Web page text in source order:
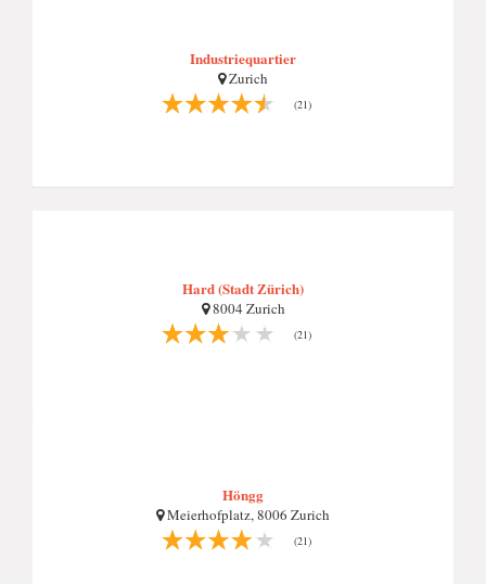
Industriequartier
Zurich
(21)
Hard (Stadt Zürich)
8004 Zurich
(21)
Höngg
Meierhofplatz, 8006 Zurich
(21)